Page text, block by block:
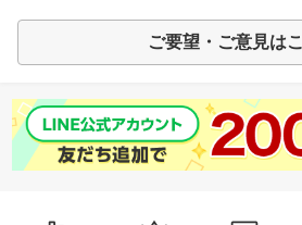
ご要望・ご意見は